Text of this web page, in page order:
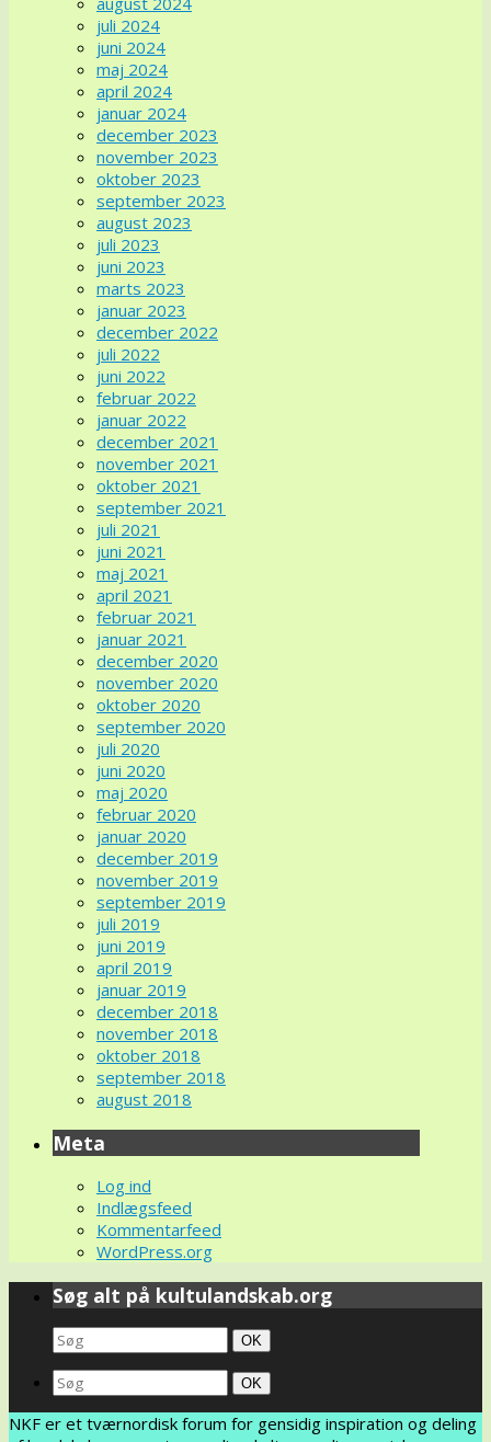
juli 2024
juni 2024
maj 2024
april 2024
januar 2024
december 2023
november 2023
oktober 2023
september 2023
august 2023
juli 2023
juni 2023
marts 2023
januar 2023
december 2022
juli 2022
juni 2022
februar 2022
januar 2022
december 2021
november 2021
oktober 2021
september 2021
juli 2021
juni 2021
maj 2021
april 2021
februar 2021
januar 2021
december 2020
november 2020
oktober 2020
september 2020
juli 2020
juni 2020
maj 2020
februar 2020
januar 2020
december 2019
november 2019
september 2019
juli 2019
juni 2019
april 2019
januar 2019
december 2018
november 2018
oktober 2018
september 2018
august 2018
Meta
Log ind
Indlægsfeed
Kommentarfeed
WordPress.org
Søg alt på kultulandskab.org
Search
for:
Søg
OK
Search
for:
Søg
OK
NKF er et tværnordisk forum for gensidig inspiration og deling